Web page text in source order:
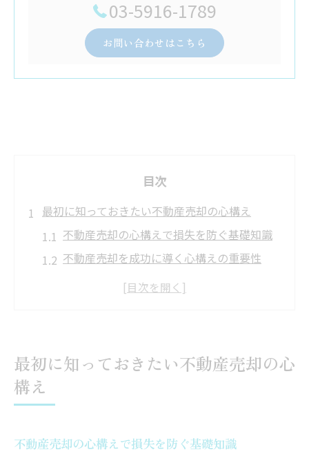
03-5916-1789
お問い合わせはこちら
目次
最初に知っておきたい不動産売却の心構え
不動産売却の心構えで損失を防ぐ基礎知識
不動産売却を成功に導く心構えの重要性
不動産売却で気をつけるべき心構えと注意
売却時に押さえたい契約と税金の注意点
不動産売却に伴う税金と確定申告の基礎知
最初に知っておきたい不動産売却の心
構え
不動産売却の心構えで損失を防ぐ基礎知識